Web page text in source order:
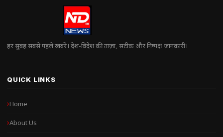
हर सुबह सबसे पहले खबरें। देश-विदेश की ताज़ा, सटीक और निष्पक्ष जानकारी।
QUICK LINKS
Home
About Us